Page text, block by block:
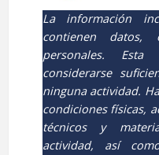
La información
contienen datos,
personales.
considerarse
ninguna actividad.
condiciones físicas,
técnicos y
actividad, así